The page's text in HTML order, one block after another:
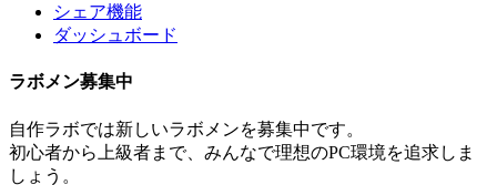
シェア機能
ダッシュボード
ラボメン募集中
自作ラボでは新しいラボメンを募集中です。
初心者から上級者まで、みんなで理想のPC環境を追求しま
しょう。